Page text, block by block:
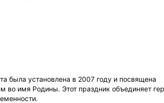
была установлена в 2007 году и посвящена
во имя Родины. Этот праздник объединяет